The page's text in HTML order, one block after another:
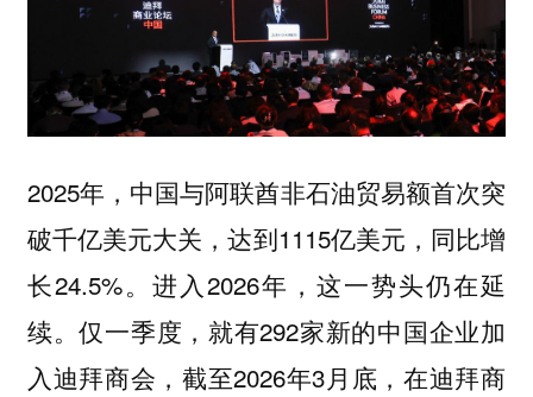
2025年，中国与阿联酋非石油贸易额首次突
破千亿美元大关，达到1115亿美元，同比增
长24.5%。进入2026年，这一势头仍在延
续。仅一季度，就有292家新的中国企业加
入迪拜商会，截至2026年3月底，在迪拜商